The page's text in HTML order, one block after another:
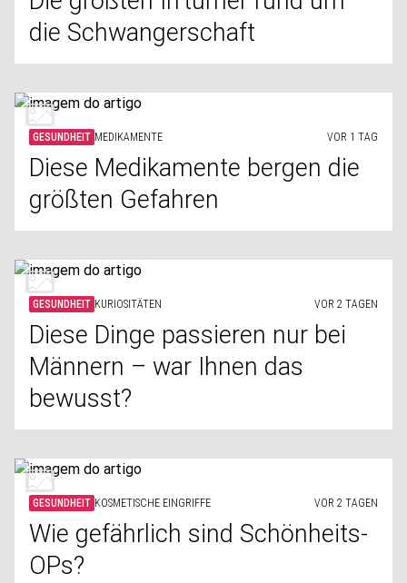
die Schwangerschaft
GESUNDHEIT MEDIKAMENTE VOR 1 TAG
Diese Medikamente bergen die
größten Gefahren
GESUNDHEIT KURIOSITÄTEN VOR 2 TAGEN
Diese Dinge passieren nur bei
Männern – war Ihnen das
bewusst?
GESUNDHEIT KOSMETISCHE EINGRIFFE VOR 2 TAGEN
Wie gefährlich sind Schönheits-
OPs?